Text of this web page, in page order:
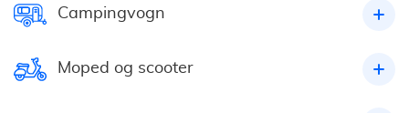
Campingvogn
Moped og scooter